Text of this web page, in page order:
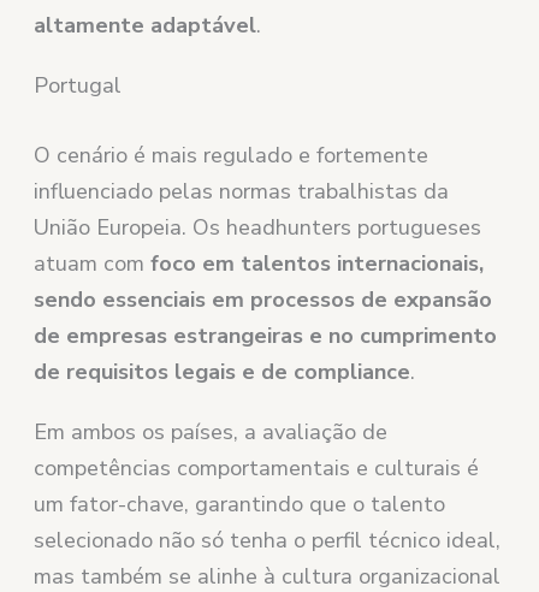
altamente adaptável.
Portugal
O cenário é mais regulado e fortemente
influenciado pelas normas trabalhistas da
União Europeia. Os headhunters portugueses
atuam comfoco em talentos internacionais,
sendo essenciais em processos de expansão
de empresas estrangeiras e no cumprimento
de requisitos legais e de compliance.
Em ambos os países, a avaliação de
competências comportamentais e culturais é
um fator-chave, garantindo que o talento
selecionado não só tenha o perfil técnico ideal,
mas também se alinhe à cultura organizacional